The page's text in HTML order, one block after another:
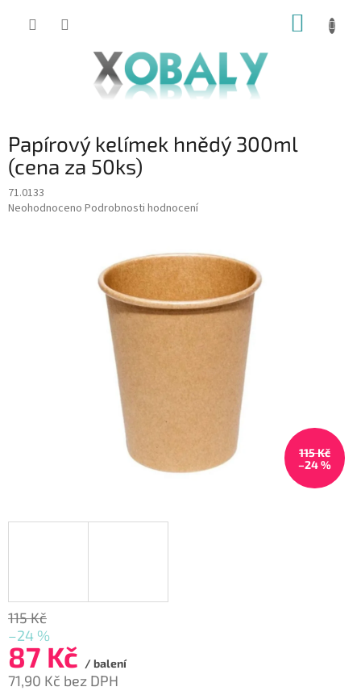
KOŠÍK
Papírový kelímek hnědý 300ml
(cena za 50ks)
71.0133
Průměrné
Neohodnoceno Podrobnosti hodnocení
115 Kč
–24 %
115 Kč
–24 %
87 Kč / balení
71,90 Kč bez DPH